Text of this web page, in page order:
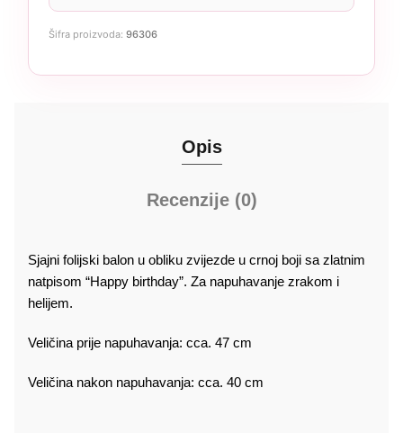
Šifra proizvoda: 96306
Opis
Recenzije (0)
Sjajni folijski balon u obliku zvijezde u crnoj boji sa zlatnim
natpisom “Happy birthday”. Za napuhavanje zrakom i
helijem.
Veličina prije napuhavanja: cca. 47 cm
Veličina nakon napuhavanja: cca. 40 cm